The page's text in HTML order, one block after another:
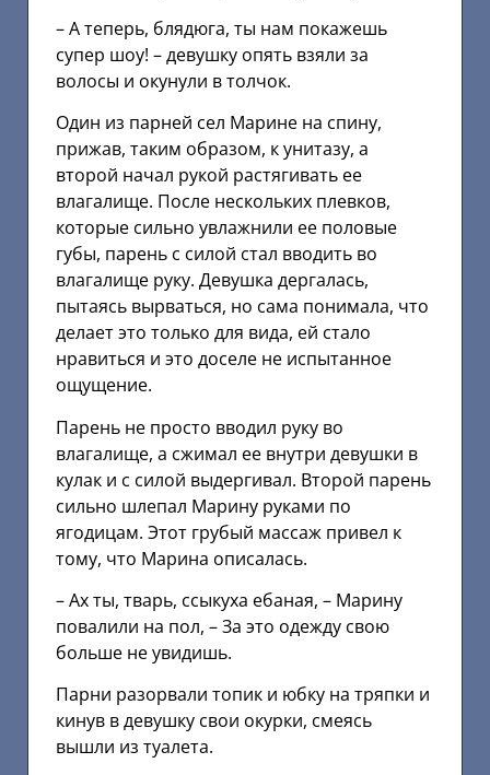
– А теперь, блядюга, ты нам покажешь
супер шоу! – девушку опять взяли за
волосы и окунули в толчок.
Один из парней сел Марине на спину,
прижав, таким образом, к унитазу, а
второй начал рукой растягивать ее
влагалище. После нескольких плевков,
которые сильно увлажнили ее половые
губы, парень с силой стал вводить во
влагалище руку. Девушка дергалась,
пытаясь вырваться, но сама понимала, что
делает это только для вида, ей стало
нравиться и это доселе не испытанное
ощущение.
Парень не просто вводил руку во
влагалище, а сжимал ее внутри девушки в
кулак и с силой выдергивал. Второй парень
сильно шлепал Марину руками по
ягодицам. Этот грубый массаж привел к
тому, что Марина описалась.
– Ах ты, тварь, ссыкуха ебаная, – Марину
повалили на пол, – За это одежду свою
больше не увидишь.
Парни разорвали топик и юбку на тряпки и
кинув в девушку свои окурки, смеясь
вышли из туалета.